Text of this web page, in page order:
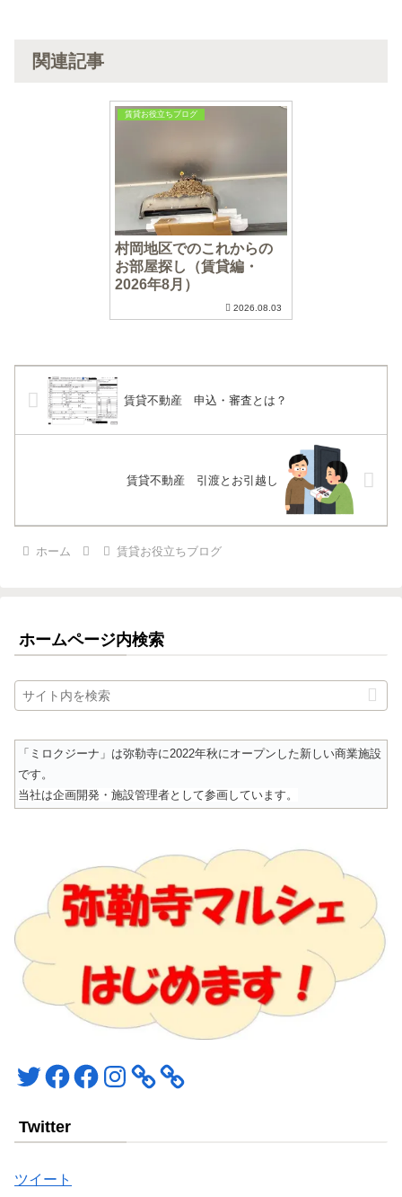
関連記事
賃貸お役立ちブログ
村岡地区でのこれからの
お部屋探し（賃貸編・
2026年8月）
2026.08.03
賃貸不動産 申込・審査とは？
賃貸不動産 引渡とお引越し
ホーム 賃貸お役立ちブログ
ホームページ内検索
「ミロクジーナ」は弥勒寺に2022年秋にオープンした新しい商業施設
です。
当社は企画開発・施設管理者として参画しています。
TwitterFacebookFacebookInstagram
Twitter
ツイート